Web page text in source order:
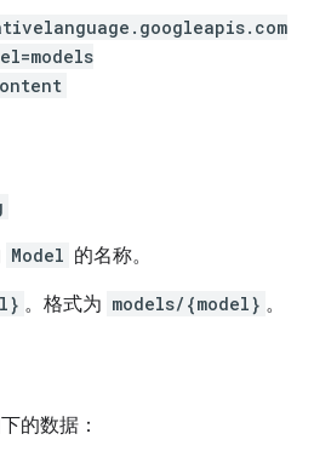
Model 的名称。
。格式为 models/{model} 。
的数据：